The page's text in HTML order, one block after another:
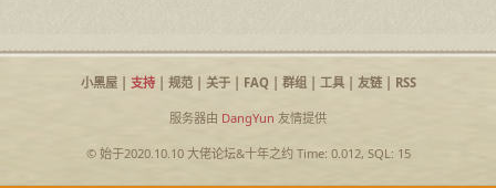
小黑屋| 支持| 规范| 关于| FAQ| 群组| 工具| 友链| RSS
服务器由 DangYun 友情提供
© 始于2020.10.10 大佬论坛&十年之约Time: 0.012, SQL: 15